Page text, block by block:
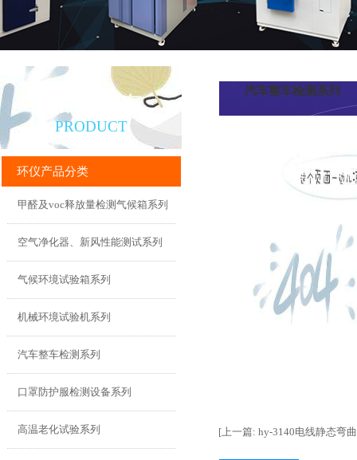
产品直通车
PRODUCT
环仪产品分类
甲醛及voc释放量检测气候箱系列
空气净化器、新风性能测试系列
气候环境试验箱系列
机械环境试验机系列
汽车整车检测系列
口罩防护服检测设备系列
高温老化试验系列
汽车整车检测系列
[上一篇: hy-3140电线静态弯